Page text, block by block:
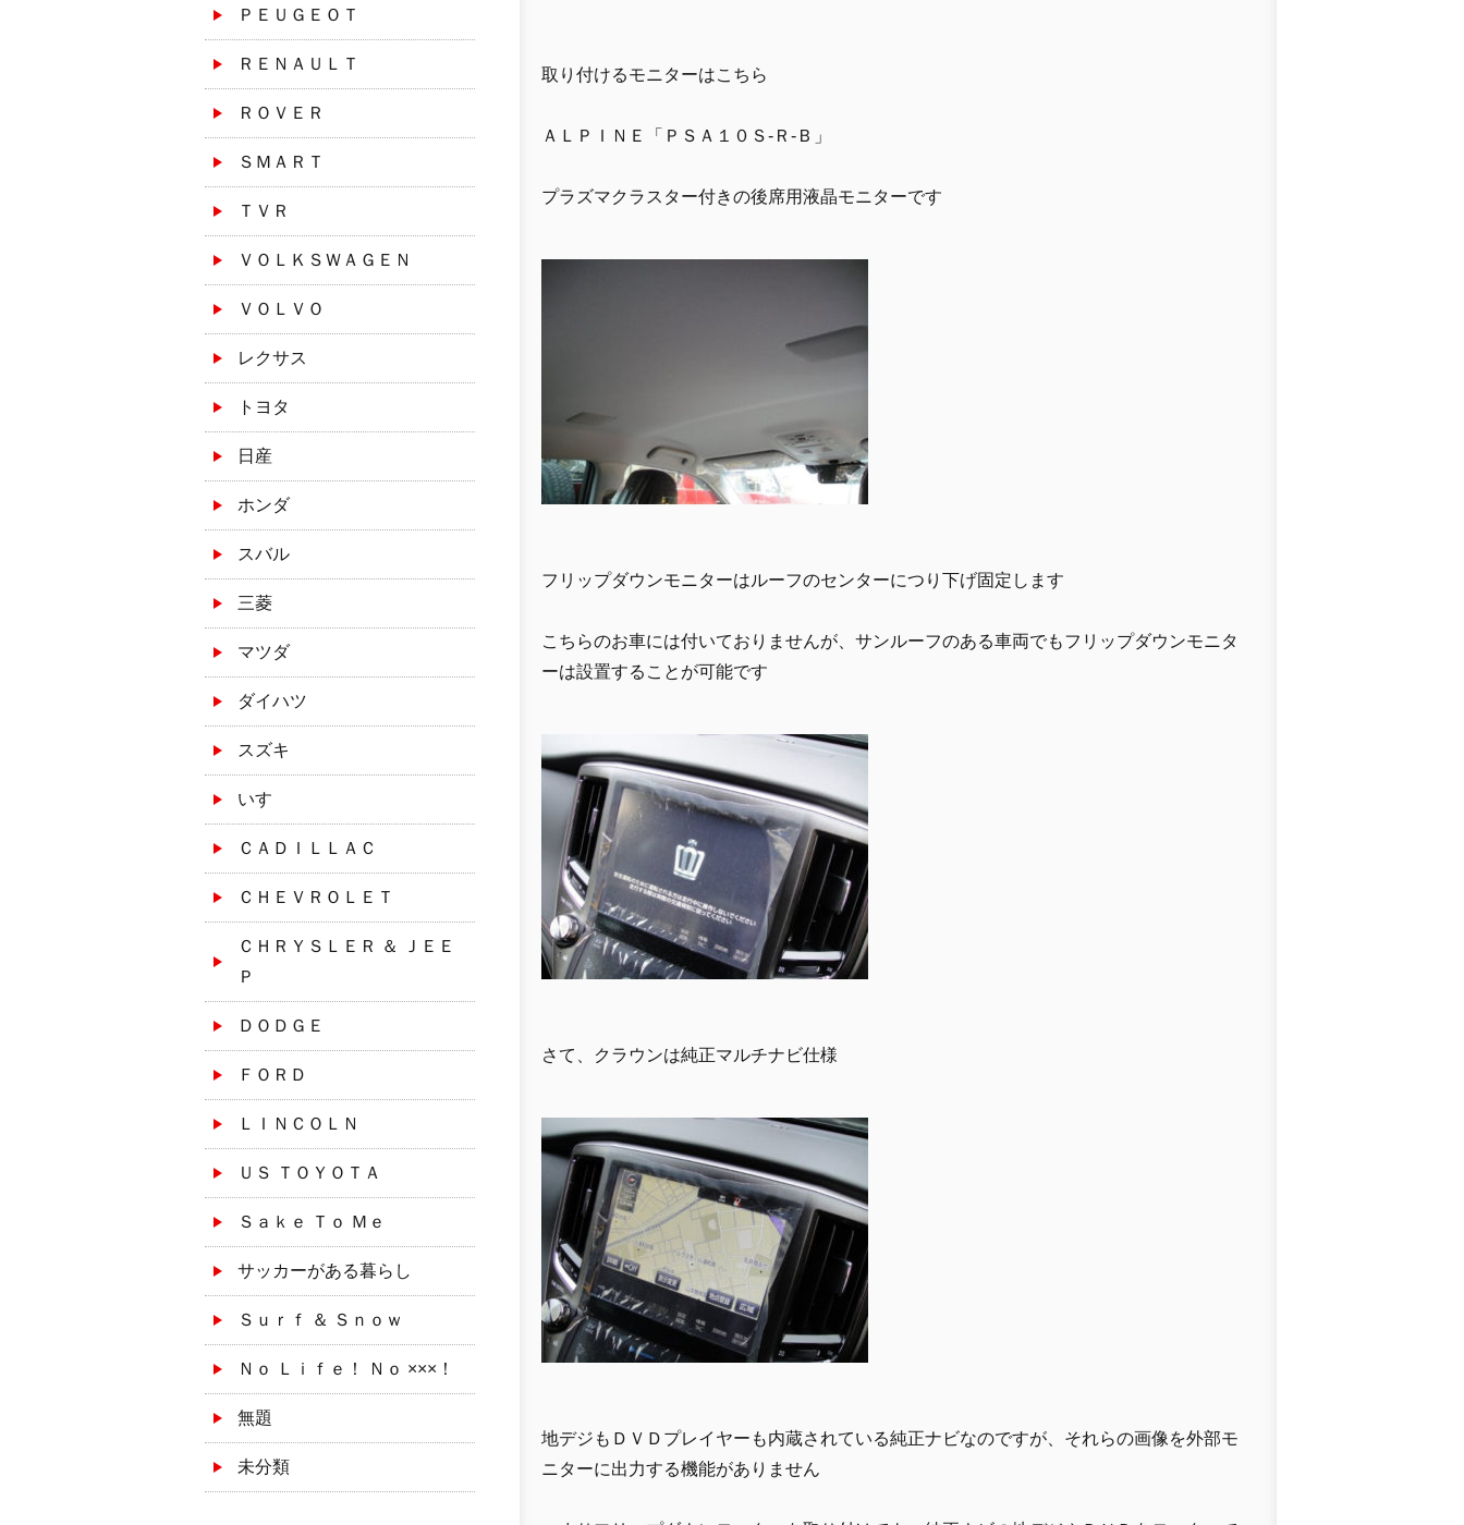
ＰＥＵＧＥＯＴ
ＲＥＮＡＵＬＴ
ＲＯＶＥＲ
ＳＭＡＲＴ
ＴＶＲ
ＶＯＬＫＳＷＡＧＥＮ
ＶＯＬＶＯ
レクサス
トヨタ
日産
ホンダ
スバル
三菱
マツダ
ダイハツ
スズキ
いすゞ
ＣＡＤＩＬＬＡＣ
ＣＨＥＶＲＯＬＥＴ
ＣＨＲＹＳＬＥＲ ＆ ＪＥＥ
Ｐ
ＤＯＤＧＥ
ＦＯＲＤ
ＬＩＮＣＯＬＮ
ＵＳ ＴＯＹＯＴＡ
Ｓａｋｅ Ｔｏ Ｍｅ
サッカーがある暮らし
Ｓｕｒｆ ＆ Ｓｎｏｗ
Ｎｏ Ｌｉｆｅ！ Ｎｏ ×××！
無題
未分類
取り付けるモニターはこちら
ＡＬＰＩＮＥ「ＰＳＡ１０Ｓ-Ｒ-Ｂ」
プラズマクラスター付きの後席用液晶モニターです
フリップダウンモニターはルーフのセンターにつり下げ固定します
こちらのお車には付いておりませんが、サンルーフのある車両でもフリップダウンモニタ
ーは設置することが可能です
さて、クラウンは純正マルチナビ仕様
地デジもＤＶＤプレイヤーも内蔵されている純正ナビなのですが、それらの画像を外部モ
ニターに出力する機能がありません